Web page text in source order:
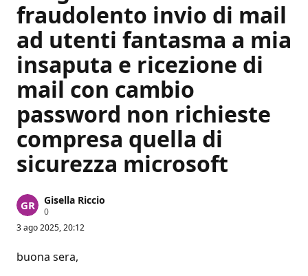
fraudolento invio di mail
ad utenti fantasma a mia
insaputa e ricezione di
mail con cambio
password non richieste
compresa quella di
sicurezza microsoft
Gisella Riccio
0P
n
i
d
3 ago 2025, 20:12
buona sera,